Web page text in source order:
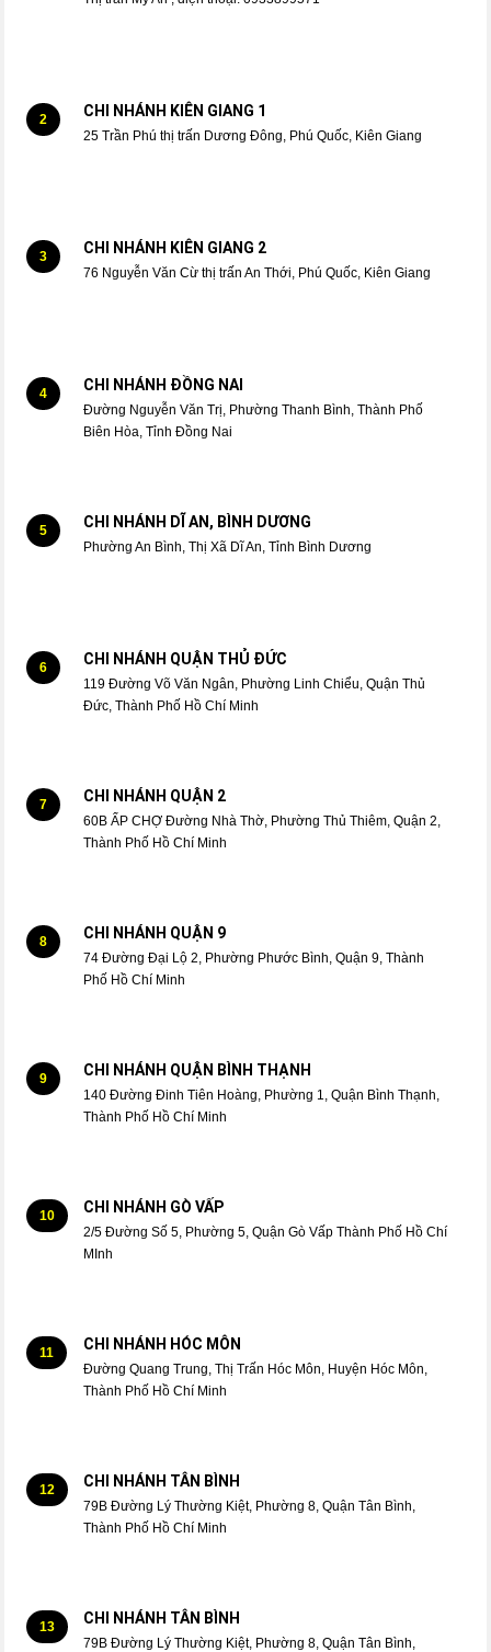
2 CHI NHÁNH KIÊN GIANG 1
25 Trần Phú thị trấn Dương Đông, Phú Quốc, Kiên Giang
3 CHI NHÁNH KIÊN GIANG 2
76 Nguyễn Văn Cừ thị trấn An Thới, Phú Quốc, Kiên Giang
4 CHI NHÁNH ĐỒNG NAI
Đường Nguyễn Văn Trị, Phường Thanh Bình, Thành Phố
Biên Hòa, Tỉnh Đồng Nai
5 CHI NHÁNH DĨ AN, BÌNH DƯƠNG
Phường An Bình, Thị Xã Dĩ An, Tỉnh Bình Dương
6 CHI NHÁNH QUẬN THỦ ĐỨC
119 Đường Võ Văn Ngân, Phường Linh Chiểu, Quận Thủ
Đức, Thành Phố Hồ Chí Minh
7 CHI NHÁNH QUẬN 2
60B ẤP CHỢ Đường Nhà Thờ, Phường Thủ Thiêm, Quận 2,
Thành Phố Hồ Chí Minh
8 CHI NHÁNH QUẬN 9
74 Đường Đại Lộ 2, Phường Phước Bình, Quận 9, Thành
Phố Hồ Chí Minh
9 CHI NHÁNH QUẬN BÌNH THẠNH
140 Đường Đinh Tiên Hoàng, Phường 1, Quận Bình Thạnh,
Thành Phố Hồ Chí Minh
10 CHI NHÁNH GÒ VẤP
2/5 Đường Số 5, Phường 5, Quận Gò Vấp Thành Phố Hồ Chí
MInh
11 CHI NHÁNH HÓC MÔN
Đường Quang Trung, Thị Trấn Hóc Môn, Huyện Hóc Môn,
Thành Phố Hồ Chí Minh
12 CHI NHÁNH TÂN BÌNH
79B Đường Lý Thường Kiệt, Phường 8, Quận Tân Bình,
Thành Phố Hồ Chí Minh
13 CHI NHÁNH TÂN BÌNH
79B Đường Lý Thường Kiệt, Phường 8, Quận Tân Bình,